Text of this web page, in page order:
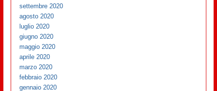
settembre 2020
agosto 2020
luglio 2020
giugno 2020
maggio 2020
aprile 2020
marzo 2020
febbraio 2020
gennaio 2020